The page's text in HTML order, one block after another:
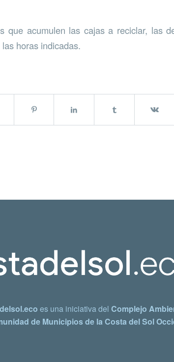
que acumulen las cajas a reciclar, las
horas indicadas.
es una iniciativa del Complejo
de Municipios de la Costa del Sol